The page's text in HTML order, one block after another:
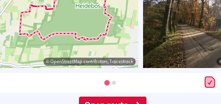
© OpenStreetMap contributors, Tracestrack